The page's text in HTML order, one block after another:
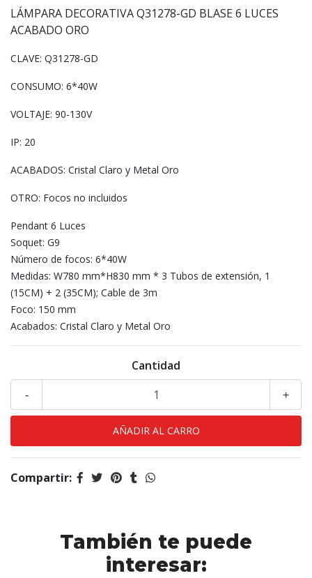
LÁMPARA DECORATIVA Q31278-GD BLASE 6 LUCES
ACABADO ORO
CLAVE: Q31278-GD
CONSUMO: 6*40W
VOLTAJE: 90-130V
IP: 20
ACABADOS: Cristal Claro y Metal Oro
OTRO: Focos no incluidos
Pendant 6 Luces
Soquet: G9
Número de focos: 6*40W
Medidas: W780 mm*H830 mm * 3 Tubos de extensión, 1
(15CM) + 2 (35CM); Cable de 3m
Foco: 150 mm
Acabados: Cristal Claro y Metal Oro
Cantidad
+
-
Compartir:
También te puede
interesar: